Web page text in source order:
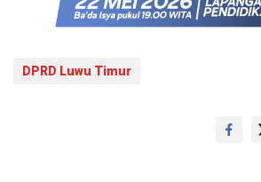
DPRD Luwu Timur